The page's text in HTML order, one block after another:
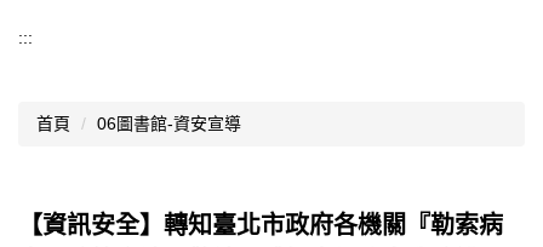
認識西松
文件資料
:::
首頁 06圖書館-資安宣導
【資訊安全】轉知臺北市政府各機關『勒索病